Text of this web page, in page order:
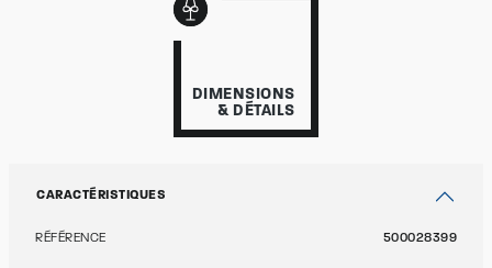
DIMENSIONS
& DÉTAILS
CARACTÉRISTIQUES
RÉFÉRENCE 500028399